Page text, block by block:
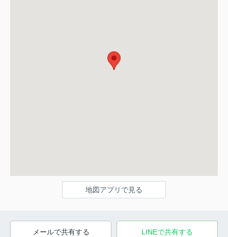
地図アプリで見る
メールで共有する LINEで共有する